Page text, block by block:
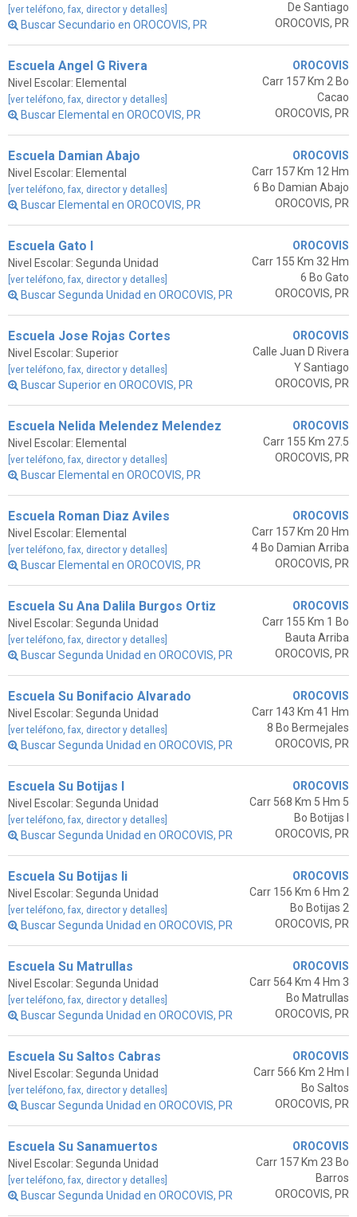
[ver teléfono, fax, director y detalles]
Buscar Secundario en OROCOVIS, PR
De Santiago
OROCOVIS, PR
Escuela Angel G Rivera
Nivel Escolar: Elemental
[ver teléfono, fax, director y detalles]
Buscar Elemental en OROCOVIS, PR
OROCOVIS
Carr 157 Km 2 Bo
Cacao
OROCOVIS, PR
Escuela Damian Abajo
Nivel Escolar: Elemental
[ver teléfono, fax, director y detalles]
Buscar Elemental en OROCOVIS, PR
OROCOVIS
Carr 157 Km 12 Hm
6 Bo Damian Abajo
OROCOVIS, PR
Escuela Gato I
Nivel Escolar: Segunda Unidad
[ver teléfono, fax, director y detalles]
Buscar Segunda Unidad en OROCOVIS, PR
OROCOVIS
Carr 155 Km 32 Hm
6 Bo Gato
OROCOVIS, PR
Escuela Jose Rojas Cortes
Nivel Escolar: Superior
[ver teléfono, fax, director y detalles]
Buscar Superior en OROCOVIS, PR
OROCOVIS
Calle Juan D Rivera
Y Santiago
OROCOVIS, PR
Escuela Nelida Melendez Melendez
Nivel Escolar: Elemental
[ver teléfono, fax, director y detalles]
Buscar Elemental en OROCOVIS, PR
OROCOVIS
Carr 155 Km 27.5
OROCOVIS, PR
Escuela Roman Diaz Aviles
Nivel Escolar: Elemental
[ver teléfono, fax, director y detalles]
Buscar Elemental en OROCOVIS, PR
OROCOVIS
Carr 157 Km 20 Hm
4 Bo Damian Arriba
OROCOVIS, PR
Escuela Su Ana Dalila Burgos Ortiz
Nivel Escolar: Segunda Unidad
[ver teléfono, fax, director y detalles]
Buscar Segunda Unidad en OROCOVIS, PR
OROCOVIS
Carr 155 Km 1 Bo
Bauta Arriba
OROCOVIS, PR
Escuela Su Bonifacio Alvarado
Nivel Escolar: Segunda Unidad
[ver teléfono, fax, director y detalles]
Buscar Segunda Unidad en OROCOVIS, PR
OROCOVIS
Carr 143 Km 41 Hm
8 Bo Bermejales
OROCOVIS, PR
Escuela Su Botijas I
Nivel Escolar: Segunda Unidad
[ver teléfono, fax, director y detalles]
Buscar Segunda Unidad en OROCOVIS, PR
OROCOVIS
Carr 568 Km 5 Hm 5
Bo Botijas I
OROCOVIS, PR
Escuela Su Botijas Ii
Nivel Escolar: Segunda Unidad
[ver teléfono, fax, director y detalles]
Buscar Segunda Unidad en OROCOVIS, PR
OROCOVIS
Carr 156 Km 6 Hm 2
Bo Botijas 2
OROCOVIS, PR
Escuela Su Matrullas
Nivel Escolar: Segunda Unidad
[ver teléfono, fax, director y detalles]
Buscar Segunda Unidad en OROCOVIS, PR
OROCOVIS
Carr 564 Km 4 Hm 3
Bo Matrullas
OROCOVIS, PR
Escuela Su Saltos Cabras
Nivel Escolar: Segunda Unidad
[ver teléfono, fax, director y detalles]
Buscar Segunda Unidad en OROCOVIS, PR
OROCOVIS
Carr 566 Km 2 Hm I
Bo Saltos
OROCOVIS, PR
Escuela Su Sanamuertos
Nivel Escolar: Segunda Unidad
[ver teléfono, fax, director y detalles]
Buscar Segunda Unidad en OROCOVIS, PR
OROCOVIS
Carr 157 Km 23 Bo
Barros
OROCOVIS, PR